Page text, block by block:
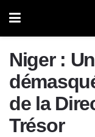
Niger :
de la
Trésor